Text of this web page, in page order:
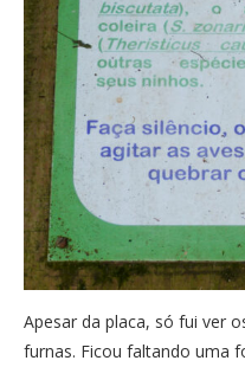
Apesar da placa, só fui ver
furnas. Ficou faltando uma